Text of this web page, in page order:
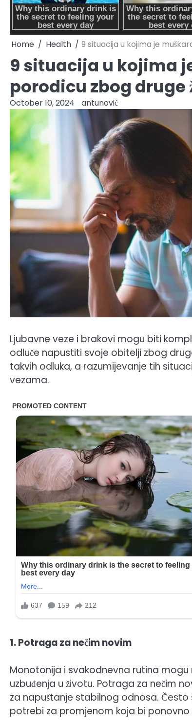
Home Health 9 situacija u kojima je
9 situacija u kojima
porodicu zbog druge
October 10, 2024 antunović
Ljubavne veze i brakovi mogu biti
odluče napustiti svoje obitelji zbog
takvih odluka, a razumijevanje tih
vezama.
1. Potraga za nečim novim
Monotonija i svakodnevna rutina
uzbuđenja u životu. Potraga za nečim
za napuštanje stabilnog odnosa.
potrebi za promjenom koja bi